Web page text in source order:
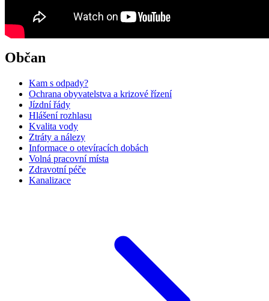
Občan
Kam s odpady?
Ochrana obyvatelstva a krizové řízení
Jízdní řády
Hlášení rozhlasu
Kvalita vody
Ztráty a nálezy
Informace o otevíracích dobách
Volná pracovní místa
Zdravotní péče
Kanalizace